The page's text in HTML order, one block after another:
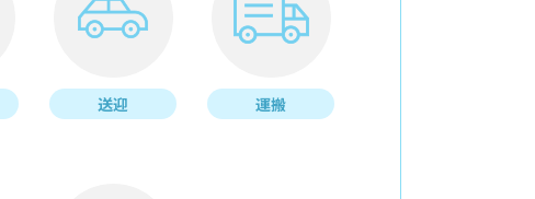
送迎 運搬